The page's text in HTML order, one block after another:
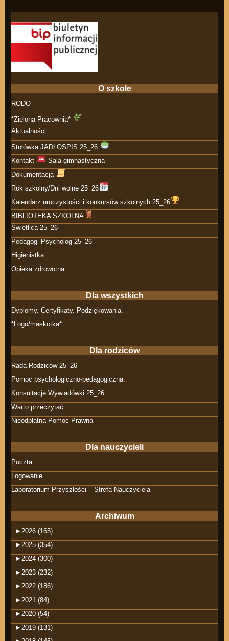
O szkole
RODO
*Zielona Pracownia*
Aktualności
Stołówka JADŁOSPIS 25_26
Kontakt
Sala gimnastyczna
Dokumentacja
Rok szkolny/Dni wolne 25_26
Kalendarz uroczystości i konkursów szkolnych 25_26
BIBLIOTEKA SZKOLNA
Świetlica 25_26
Pedagog_Psycholog 25_26
Higienistka
Opieka zdrowotna.
Dla wszystkich
Dyplomy. Certyfikaty. Podziękowania.
*Logo/maskotka*
Dla rodziców
Rada Rodziców 25_26
Pomoc psychologiczno-pedagogiczna.
Konsultacje Wywiadówki 25_26
Warto przeczytać
Nieodpłatna Pomoc Prawna
Dla nauczycieli
Poczta
Logowanie
Laboratorium Przyszłości – Strefa Nauczyciela
Archiwum
► 2026 (165)
► 2025 (354)
► 2024 (300)
► 2023 (232)
► 2022 (186)
► 2021 (84)
► 2020 (54)
► 2019 (131)